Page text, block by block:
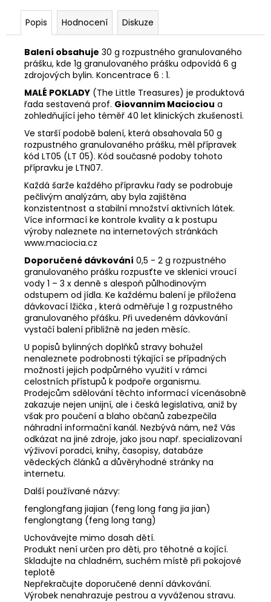
Popis Hodnocení Diskuze
Balení obsahuje 30 g rozpustného granulovaného
prášku, kde 1g granulovaného prášku odpovídá 6 g
zdrojových bylin. Koncentrace 6 : 1.
MALÉ POKLADY (The Little Treasures) je produktová
řada sestavená prof. Giovannim Maciociou a
zohledňující jeho téměř 40 let klinických zkušeností.
Ve starší podobě balení, která obsahovala 50 g
rozpustného granulovaného prášku, měl přípravek
kód LT05 (LT 05). Kód současné podoby tohoto
přípravku je LTN07.
Každá šarže každého přípravku řady se podrobuje
pečlivým analýzám, aby byla zajištěna
konzistentnost a stabilní množství aktivních látek.
Více informací ke kontrole kvality a k postupu
výroby naleznete na internetových stránkách
www.maciocia.cz
Doporučené dávkování 0,5 - 2 g rozpustného
granulovaného prášku rozpusťte ve sklenici vroucí
vody 1 – 3 x denně s alespoň půlhodinovým
odstupem od jídla. Ke každému balení je přiložena
dávkovací lžička , která odměřuje 1 g rozpustného
granulovaného přášku. Při uvedeném dávkování
vystačí balení přibližně na jeden měsíc.
U popisů bylinných doplňků stravy bohužel
nenaleznete podrobnosti týkající se případných
možností jejich podpůrného využití v rámci
celostních přístupů k podpoře organismu.
Prodejcům sdělování těchto informací vícenásobně
zakazuje nejen unijní, ale i česká legislativa, aniž by
však pro poučení a blaho občanů zabezpečila
náhradní informační kanál. Nezbývá nám, než Vás
odkázat na jiné zdroje, jako jsou např. specializovaní
výživoví poradci, knihy, časopisy, databáze
vědeckých článků a důvěryhodné stránky na
internetu.
Další používané názvy:
fenglongfang jiajian (feng long fang jia jian)
fenglongtang (feng long tang)
Uchovávejte mimo dosah dětí.
Produkt není určen pro děti, pro těhotné a kojící.
Skladujte na chladném, suchém místě při pokojové
teplotě
Nepřekračujte doporučené denní dávkování.
Výrobek nenahrazuje pestrou a vyváženou stravu.
m